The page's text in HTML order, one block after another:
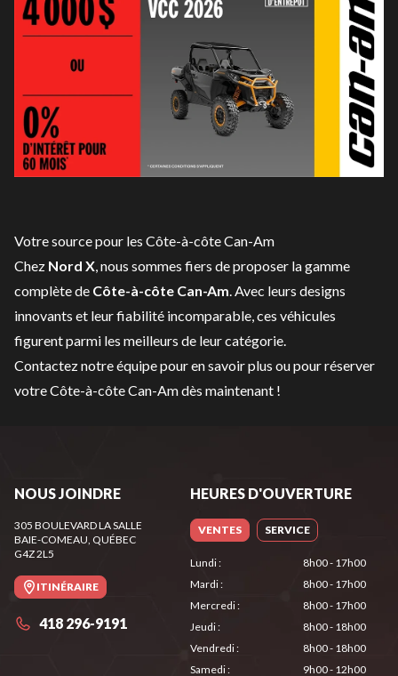
Votre source pour les Côte-à-côte Can-Am
Chez Nord X , nous sommes fiers de proposer la gamme
complète de Côte-à-côte Can-Am . Avec leurs designs
innovants et leur fiabilité incomparable, ces véhicules
figurent parmi les meilleurs de leur catégorie.
Contactez notre équipepour en savoir plus ou pour réserver
votre Côte-à-côte Can-Am dès maintenant !
NOUS JOINDRE
305 BOULEVARD LA SALLE
BAIE-COMEAU , QUÉBEC
G4Z 2L5
ITINÉRAIRE
418 296-9191
HEURES D'OUVERTURE
VENTES SERVICE
Lundi:
8h00 - 17h00
Mardi:
8h00 - 17h00
Mercredi:
8h00 - 17h00
Jeudi:
8h00 - 18h00
Vendredi:
8h00 - 18h00
Samedi: 9h00 - 12h00